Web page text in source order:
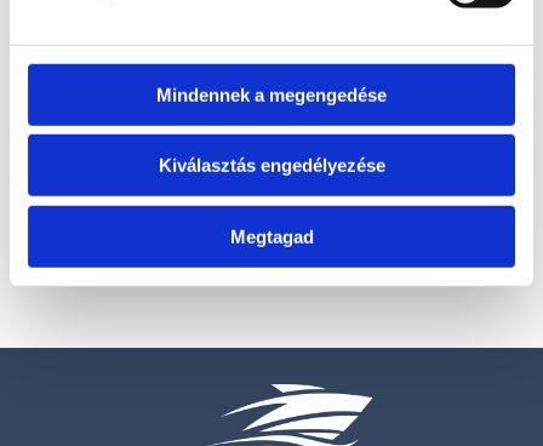
Mindennek a megengedése
Kiválasztás engedélyezése
Megtagad
A modell áráról a
A modell áráról a
letölthető aktuális